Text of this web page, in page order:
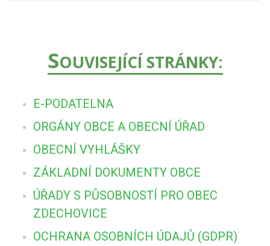
SOUVISEJÍCÍ STRÁNKY:
E-PODATELNA
ORGÁNY OBCE A OBECNÍ ÚŘAD
OBECNÍ VYHLÁŠKY
ZÁKLADNÍ DOKUMENTY OBCE
ÚŘADY S PŮSOBNOSTÍ PRO OBEC
ZDECHOVICE
OCHRANA OSOBNÍCH ÚDAJŮ (GDPR)